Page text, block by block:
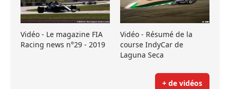
Vidéo - Le magazine FIA
Racing news n°29 - 2019
Vidéo - Résumé de la
course IndyCar de
Laguna Seca
+ de vidéos